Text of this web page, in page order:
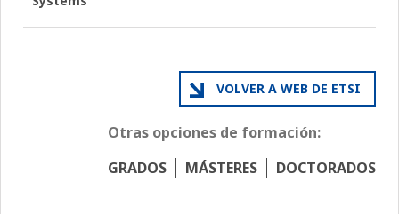
VOLVER A WEB DE ETSI
Otras opciones de formación:
GRADOS
MÁSTERES DOCTORADOS